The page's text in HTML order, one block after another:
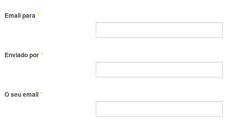
Email para*
Enviado por*
O seu email*